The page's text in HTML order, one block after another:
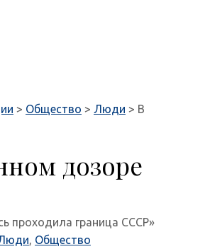
> Общество > Люди > В
дозоре
проходила граница СССР»
, Общество